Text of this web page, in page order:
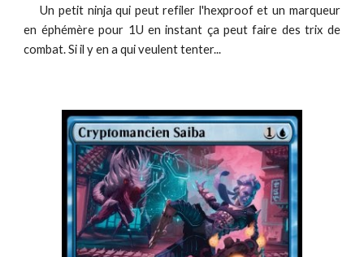
Un petit ninja qui peut refiler l'hexproof et un marqueur
en éphémère pour 1U en instant ça peut faire des trix de
combat. Si il y en a qui veulent tenter...